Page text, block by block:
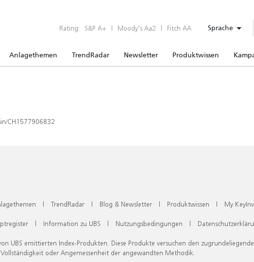
Rating: S&P A+ | Moody’s Aa2 | Fitch AA Sprache
Anlagethemen TrendRadar Newsletter Produktwissen
CH1577906832
| TrendRadar | Blog & Newsletter | Produktwissen | My
| Information zu UBS | Nutzungsbedingungen |
UBS emittierten Index-Produkten. Diese Produkte versuchen den
oder Angemessenheit der angewandten Methodik.